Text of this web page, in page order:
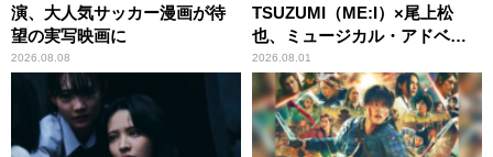
演、大人気サッカー漫画が待
望の実写映画に
2026.08.08
TSUZUMI（ME:I）×尾上松
也、ミュージカル・アドベン
チャーで美声を響かせる
2026.08.01